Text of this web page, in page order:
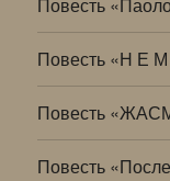
Повесть
Повесть «Н Е
Повесть
Повесть